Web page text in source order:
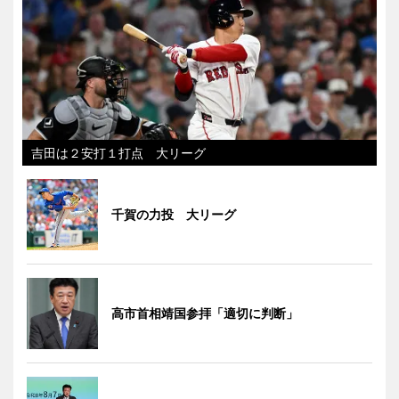
吉田は２安打１打点 大リーグ
千賀の力投 大リーグ
高市首相靖国参拝「適切に判断」